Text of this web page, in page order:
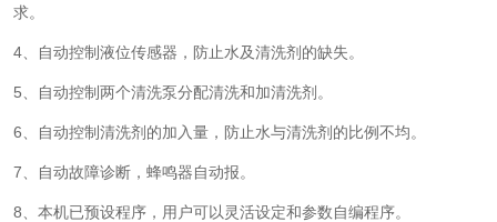
求。
4、自动控制液位传感器，防止水及清洗剂的缺失。
5、自动控制两个清洗泵分配清洗和加清洗剂。
6、自动控制清洗剂的加入量，防止水与清洗剂的比例不均。
7、自动故障诊断，蜂鸣器自动报。
8、本机已预设程序，用户可以灵活设定和参数自编程序。